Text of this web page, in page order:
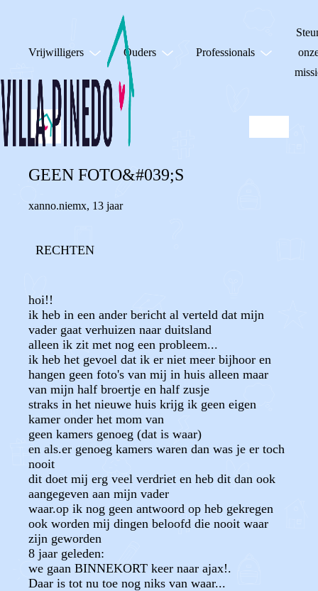
Vrijwilligers Ouders Professionals
GEEN FOTO&#039;S
xanno.niemx, 13 jaar
RECHTEN
hoi!!
ik heb in een ander bericht al verteld dat mijn
vader gaat verhuizen naar duitsland
alleen ik zit met nog een probleem...
ik heb het gevoel dat ik er niet meer bijhoor en
hangen geen foto's van mij in huis alleen maar
van mijn half broertje en half zusje
straks in het nieuwe huis krijg ik geen eigen
kamer onder het mom van
geen kamers genoeg (dat is waar)
en als.er genoeg kamers waren dan was je er toch
nooit
dit doet mij erg veel verdriet en heb dit dan ook
aangegeven aan mijn vader
waar.op ik nog geen antwoord op heb gekregen
ook worden mij dingen beloofd die nooit waar
zijn geworden
8 jaar geleden:
we gaan BINNEKORT keer naar ajax!.
Daar is tot nu toe nog niks van waar...